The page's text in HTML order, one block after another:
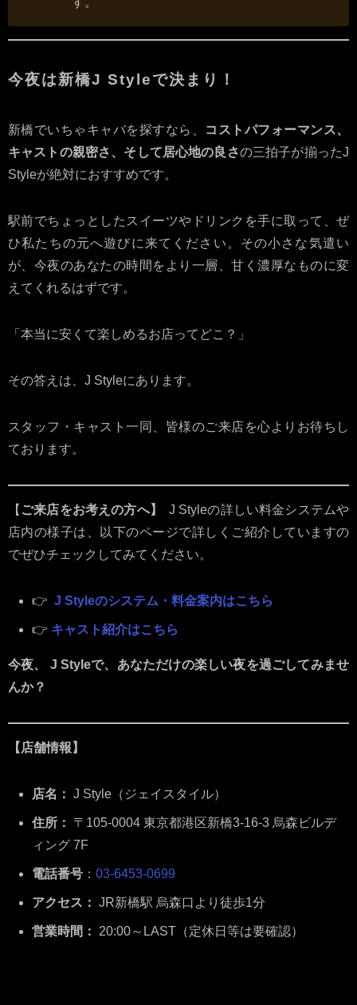
今夜は新橋J Styleで決まり！
新橋でいちゃキャバを探すなら、
コストパフォーマンス、
キャストの親密さ、そして居心地の良さの三拍子が揃ったJ
Styleが絶対におすすめです。
駅前でちょっとしたスイーツやドリンクを手に取って、ぜ
ひ私たちの元へ遊びに来てください。その小さな気遣い
が、今夜のあなたの時間をより一層、甘く濃厚なものに変
えてくれるはずです。
「本当に安くて楽しめるお店ってどこ？」
その答えは、J Styleにあります。
スタッフ・キャスト一同、皆様のご来店を心よりお待ちし
ております。
【 ご来店をお考えの方へ】
J Styleの詳しい料金システムや
店内の様子は、以下のページで詳しくご紹介していますの
でぜひチェックしてみてください。
👉 J Styleのシステム・料金案内はこちら
👉 キャスト紹介はこちら
今夜、 J Styleで、あなただけの楽しい夜を過ごしてみませ
んか？
【店舗情報】
店名： J Style（ジェイスタイル）
住所：
〒105-0004 東京都港区新橋3-16-3 烏森ビルデ
ィング 7F
電話番号 ： 03-6453-0699
アクセス： JR新橋駅 烏森口より徒歩1分
営業時間： 20:00～LAST（定休日等は要確認）